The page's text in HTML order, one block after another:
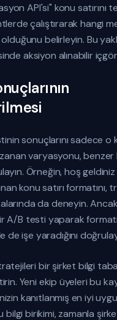
API'si" konu satırını
çalıştırarak hangi
belirleyin. Bu
aksiyon alınabilir
sonuçlarını sadece
varyasyonu,
Örneğin, hoş
konu satırı formatını,
da deneyin.
A/B testi yaparak
işe yaradığını
bir şirket bilgi
Yeni ekip üyeleri bu
kanıtlanmış en iyi
bilgi birikimi, zamanla